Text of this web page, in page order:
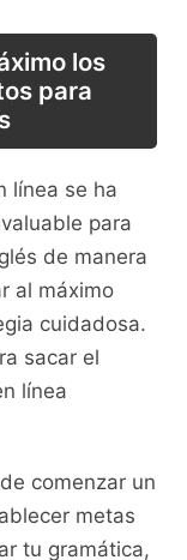
los
para
línea se ha⁣
para
‌de​ manera
‌al ‍máximo
cuidadosa.
sacar⁤ el
línea
comenzar un
metas
tu​ gramática,